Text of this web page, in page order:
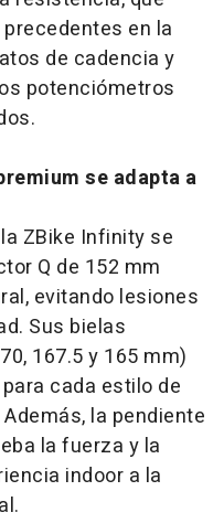
en la
de cadencia y
potenciómetros
se adapta a
ZBike Infinity se
Q de 152 mm
evitando lesiones
Sus bielas
167.5 y 165 mm)
cada estilo de
la pendiente
la fuerza y la
indoor a la